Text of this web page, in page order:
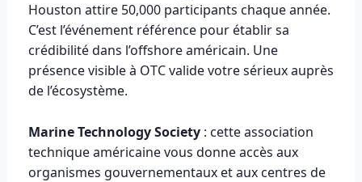
Houston attire 50,000 participants chaque année.
C’est l’événement référence pour établir sa
crédibilité dans l’offshore américain. Une
présence visible à OTC valide votre sérieux auprès
de l’écosystème.
Marine Technology Society: cette association
technique américaine vous donne accès aux
organismes gouvernementaux et aux centres de